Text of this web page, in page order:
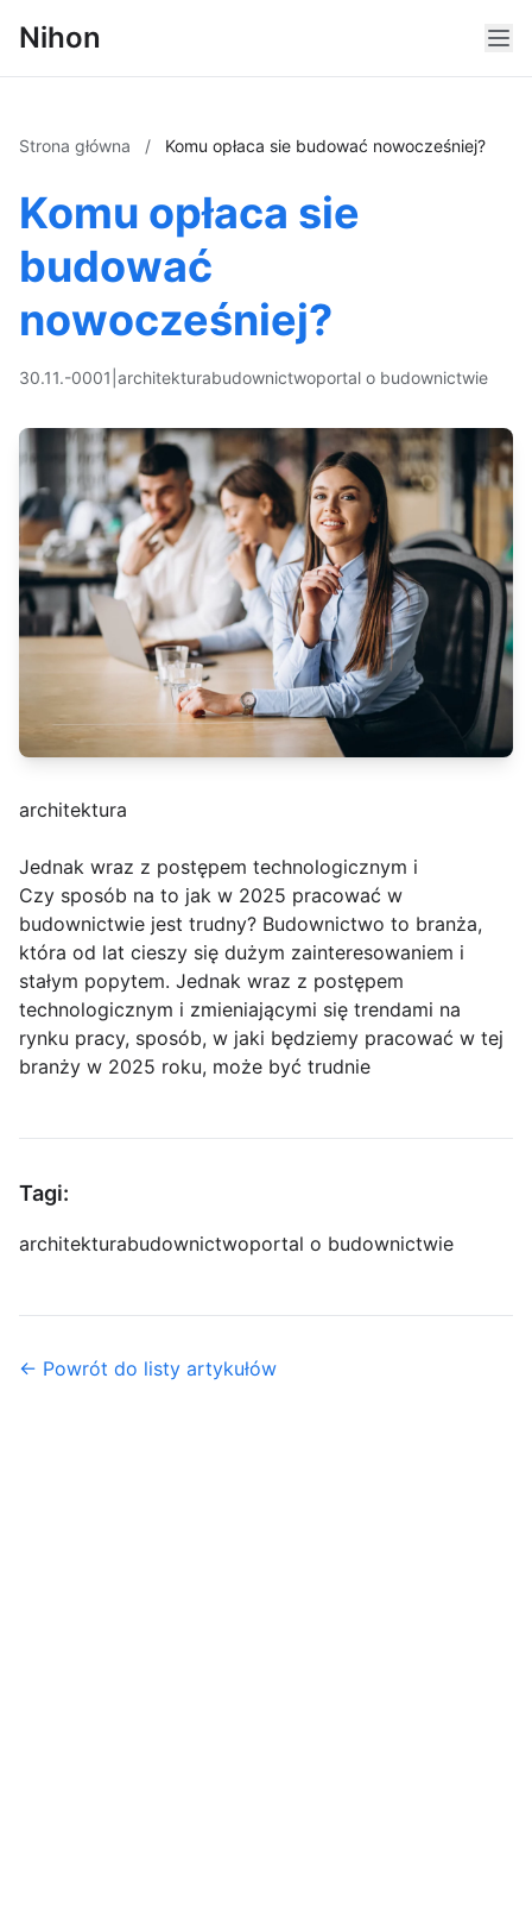
Nihon
Strona główna / Komu opłaca sie budować nowocześniej?
Komu opłaca sie
budować
nowocześniej?
30.11.-0001 architekturabudownictwoportal o budownictwie
architektura
Jednak wraz z postępem technologicznym i
Czy sposób na to jak w 2025 pracować w
budownictwie jest trudny? Budownictwo to branża,
która od lat cieszy się dużym zainteresowaniem i
stałym popytem. Jednak wraz z postępem
technologicznym i zmieniającymi się trendami na
rynku pracy, sposób, w jaki będziemy pracować w tej
branży w 2025 roku, może być trudnie
Tagi:
architekturabudownictwoportal o budownictwie
← Powrót do listy artykułów